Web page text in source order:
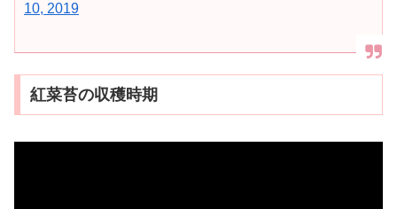
10, 2019
紅菜苔の収穫時期